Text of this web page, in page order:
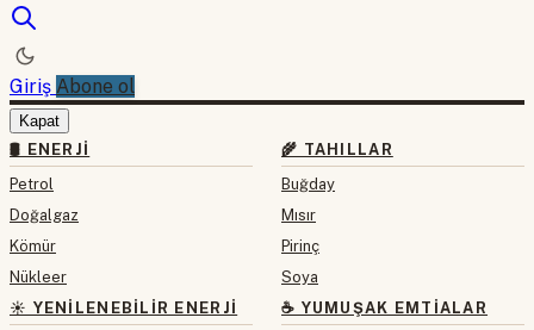
Giriş Abone ol
Kapat
🛢 ENERJI
Petrol
Doğalgaz
Kömür
Nükleer
☀️ YENILENEBILIR ENERJI
🌾 TAHILLAR
Buğday
Mısır
Pirinç
Soya
☕ YUMUŞAK EMTIALAR